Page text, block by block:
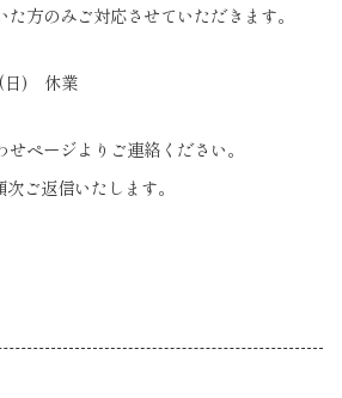
方のみご対応させていただきます。
日) 休業
ページよりご連絡ください。
ご返信いたします。